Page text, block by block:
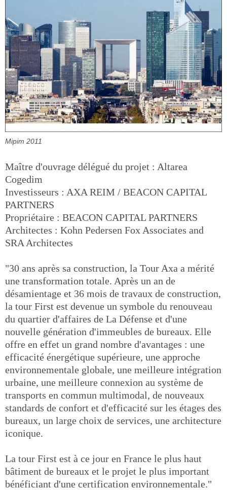
Mipim 2011
Maître d'ouvrage délégué du projet : Altarea
Cogedim
Investisseurs : AXA REIM / BEACON CAPITAL
PARTNERS
Propriétaire : BEACON CAPITAL PARTNERS
Architectes : Kohn Pedersen Fox Associates and
SRA Architectes
"30 ans après sa construction, la Tour Axa a mérité
une transformation totale. Après un an de
désamientage et 36 mois de travaux de construction,
la tour First est devenue un symbole du renouveau
du quartier d'affaires de La Défense et d'une
nouvelle génération d'immeubles de bureaux. Elle
offre en effet un grand nombre d'avantages : une
efficacité énergétique supérieure, une approche
environnementale globale, une meilleure intégration
urbaine, une meilleure connexion au système de
transports en commun multimodal, de nouveaux
standards de confort et d'efficacité sur les étages des
bureaux, un large choix de services, une architecture
iconique.
La tour First est à ce jour en France le plus haut
bâtiment de bureaux et le projet le plus important
bénéficiant d'une certification environnementale."